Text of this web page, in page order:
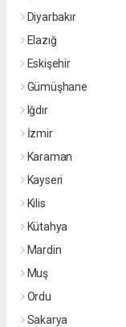
Diyarbakır
Elazığ
Eskişehir
Gümüşhane
Iğdır
İzmir
Karaman
Kayseri
Kilis
Kütahya
Mardin
Muş
Ordu
Sakarya